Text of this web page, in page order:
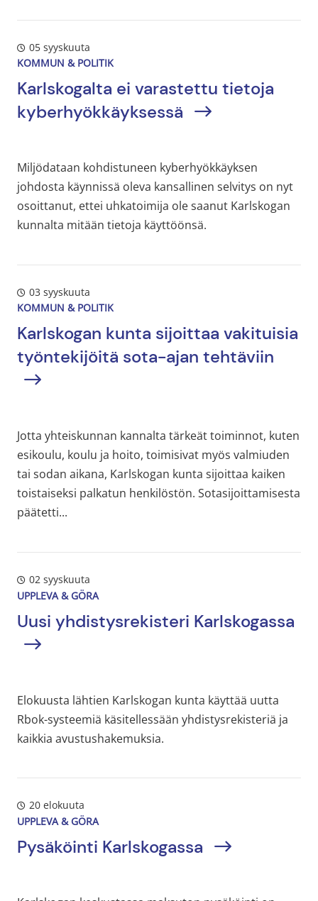
05 syyskuuta
KOMMUN & POLITIK
Karlskogalta ei varastettu tietoja
kyberhyökkäyksessä
Miljödataan kohdistuneen kyberhyökkäyksen
johdosta käynnissä oleva kansallinen selvitys on nyt
osoittanut, ettei uhkatoimija ole saanut Karlskogan
kunnalta mitään tietoja käyttöönsä.
03 syyskuuta
KOMMUN & POLITIK
Karlskogan kunta sijoittaa vakituisia
työntekijöitä sota-ajan tehtäviin
Jotta yhteiskunnan kannalta tärkeät toiminnot, kuten
esikoulu, koulu ja hoito, toimisivat myös valmiuden
tai sodan aikana, Karlskogan kunta sijoittaa kaiken
toistaiseksi palkatun henkilöstön. Sotasijoittamisesta
päätetti...
02 syyskuuta
UPPLEVA & GÖRA
Uusi yhdistysrekisteri Karlskogassa
Elokuusta lähtien Karlskogan kunta käyttää uutta
Rbok-systeemiä käsitellessään yhdistysrekisteriä ja
kaikkia avustushakemuksia.
20 elokuuta
UPPLEVA & GÖRA
Pysäköinti Karlskogassa